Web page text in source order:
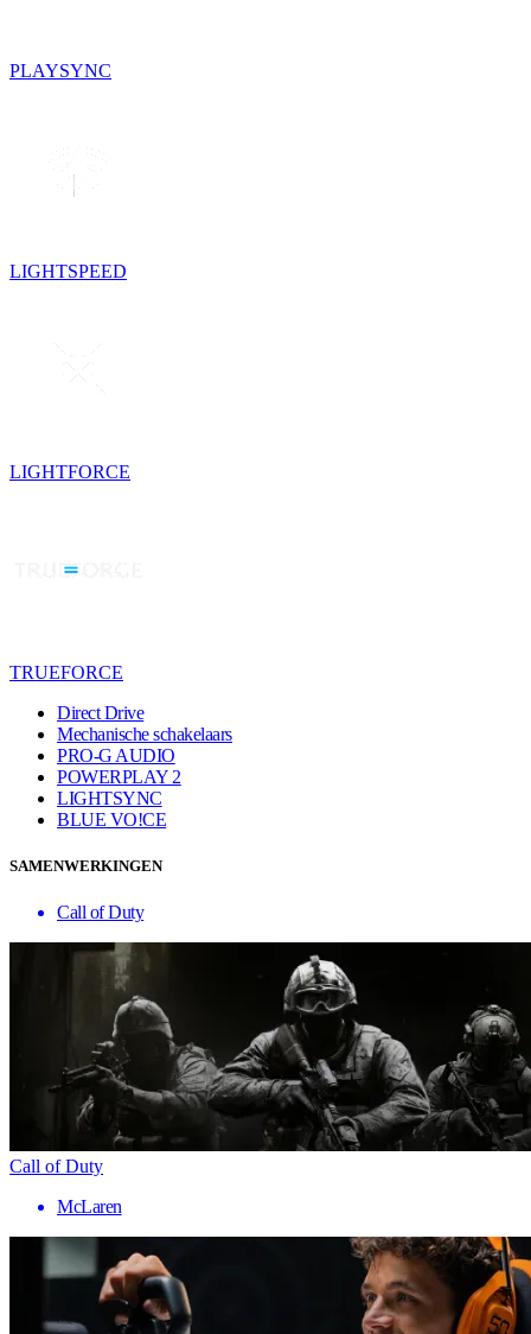
PLAYSYNC
LIGHTSPEED
LIGHTFORCE
TRUEFORCE
Direct Drive
Mechanische schakelaars
PRO-G AUDIO
POWERPLAY 2
LIGHTSYNC
BLUE VO!CE
SAMENWERKINGEN
Call of Duty
Call of Duty
McLaren